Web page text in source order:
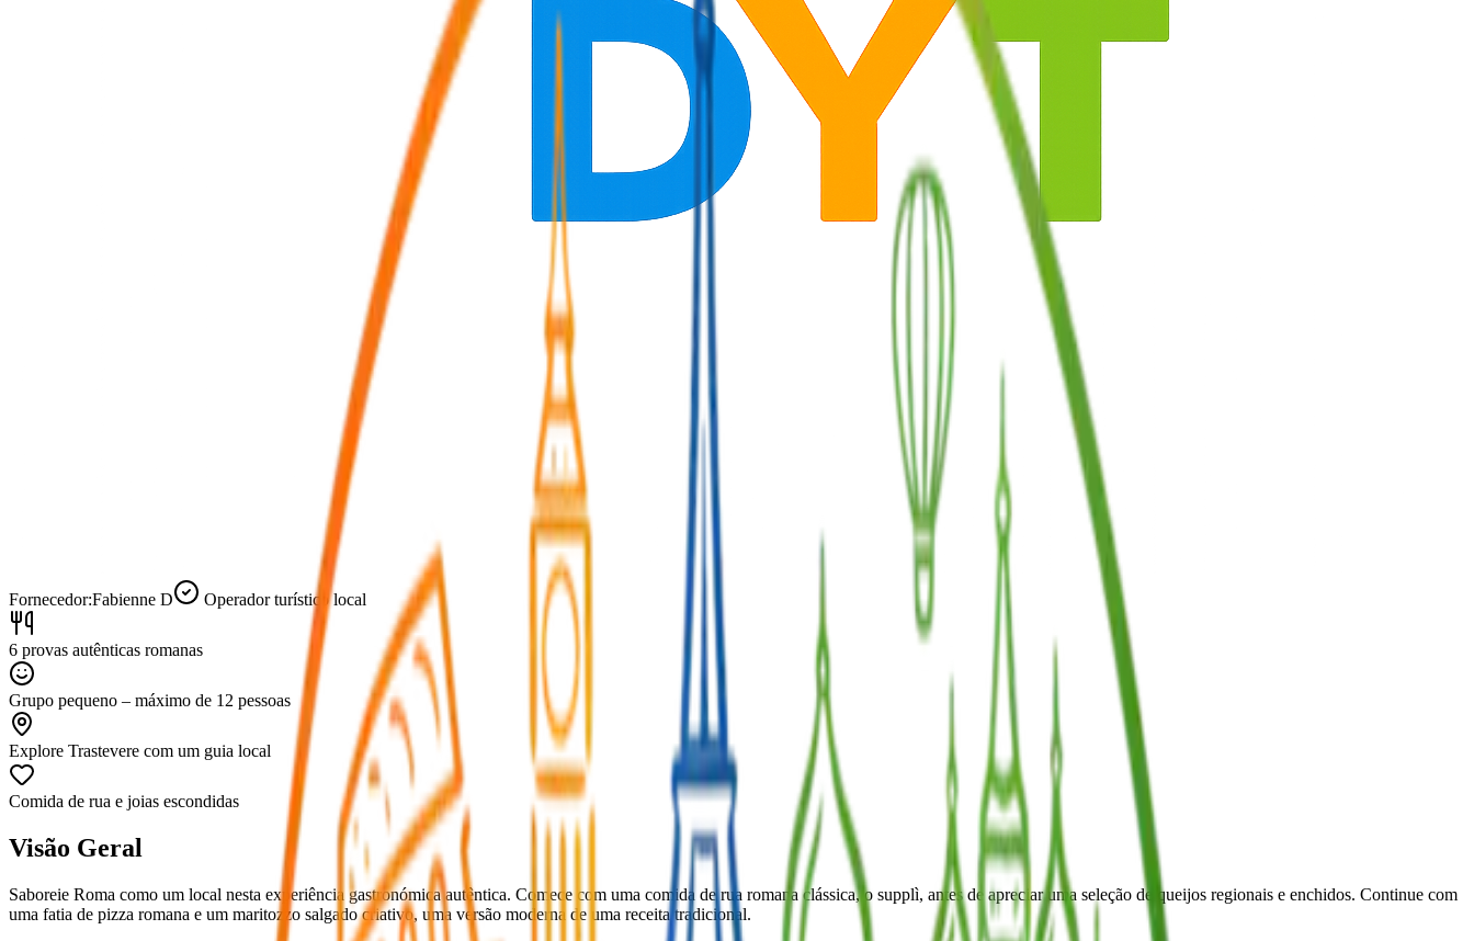
Fornecedor:Fabienne D Operador turístico local
6 provas autênticas romanas
Grupo pequeno – máximo de 12 pessoas
Explore Trastevere com um guia local
Comida de rua e joias escondidas
Visão Geral
Saboreie Roma como um local nesta experiência gastronómica autêntica. Comece com uma comida de rua romana clássica, o supplì, antes de apreciar uma seleção de queijos regionais e enchidos. Continue com
uma fatia de pizza romana e um maritozzo salgado criativo, uma versão moderna de uma receita tradicional.